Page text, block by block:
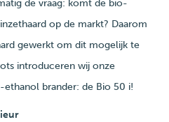
de vraag: komt de bio-
op de markt? Daarom
gewerkt om dit mogelijk te
introduceren wij onze
brander: de Bio 50 i!